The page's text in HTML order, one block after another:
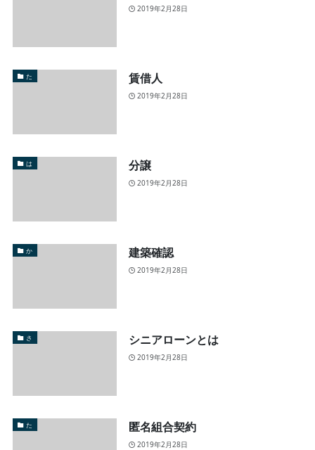
2019年2月28日
た 賃借人
2019年2月28日
は 分譲
2019年2月28日
か 建築確認
2019年2月28日
さ シニアローンとは
2019年2月28日
た 匿名組合契約
2019年2月28日